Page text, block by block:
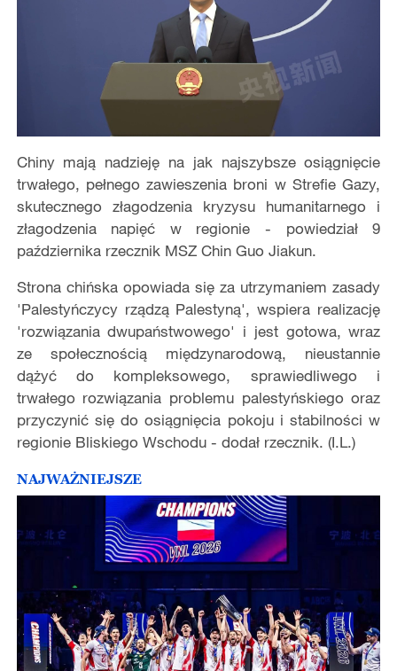
Chiny mają nadzieję na jak najszybsze osiągnięcie
trwałego, pełnego zawieszenia broni w Strefie Gazy,
skutecznego złagodzenia kryzysu humanitarnego i
złagodzenia napięć w regionie - powiedział 9
października rzecznik MSZ Chin Guo Jiakun.
Strona chińska opowiada się za utrzymaniem zasady
'Palestyńczycy rządzą Palestyną', wspiera realizację
'rozwiązania dwupaństwowego' i jest gotowa, wraz
ze społecznością międzynarodową, nieustannie
dążyć do kompleksowego, sprawiedliwego i
trwałego rozwiązania problemu palestyńskiego oraz
przyczynić się do osiągnięcia pokoju i stabilności w
regionie Bliskiego Wschodu - dodał rzecznik. (I.L.)
NAJWAŻNIEJSZE